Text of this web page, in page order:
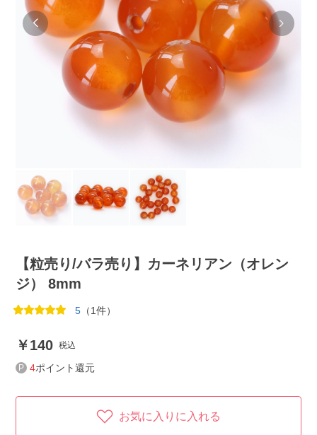
【粒売り/バラ売り】カーネリアン（オレン
ジ） 8mm
5 （1件）
140 税込
4ポイント還元
お気に入りに入れる